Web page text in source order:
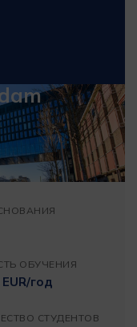
ОБУЧЕНИЯ
год
СТУДЕНТОВ